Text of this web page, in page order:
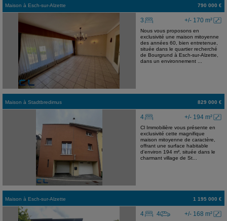
Maison à Esch-sur-Alzette 790 000 €
+/- 170 m²
3
Nous vous proposons en
exclusivité une maison mitoyenne
des années 60, bien entretenue,
située dans le quartier recherché
de Bourgrund à Esch-sur-Alzette,
dans un environnement ...
Maison à Stadtbredimus 829 000 €
+/- 194 m²
4
Cl Immobilière vous présente en
exclusivité cette magnifique
maison mitoyenne de caractère,
offrant une surface habitable
d'environ 194 m², située dans le
charmant village de St...
Maison à Esch-sur-Alzette 1 195 000 €
+/- 168 m²
4 4